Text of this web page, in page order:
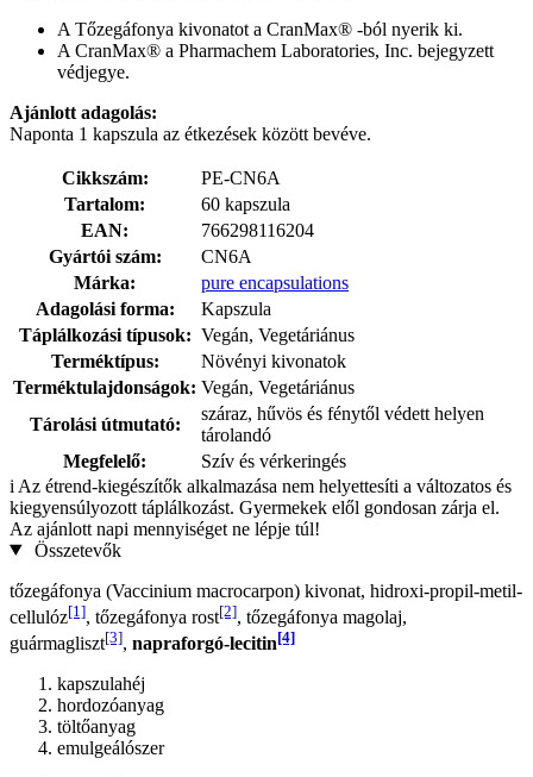
A Tőzegáfonya kivonatot a CranMax® -ból nyerik ki.
A CranMax® a Pharmachem Laboratories, Inc. bejegyzett
védjegye.
Ajánlott adagolás:
Naponta 1 kapszula az étkezések között bevéve.
Cikkszám:
PE-CN6A
Tartalom:
60 kapszula
EAN:
766298116204
Gyártói szám:
CN6A
Márka:
pure encapsulations
Adagolási forma:
Kapszula
Táplálkozási típusok: Vegán, Vegetáriánus
Terméktípus:
Növényi kivonatok
Terméktulajdonságok: Vegán, Vegetáriánus
Tárolási útmutató:
száraz, hűvös és fénytől védett helyen
tárolandó
Megfelelő:
Szív és vérkeringés
i Az étrend-kiegészítők alkalmazása nem helyettesíti a változatos és
kiegyensúlyozott táplálkozást. Gyermekek elől gondosan zárja el.
Az ajánlott napi mennyiséget ne lépje túl!
Összetevők
tőzegáfonya (Vaccinium macrocarpon) kivonat, hidroxi-propil-metil-
cellulóz[1], tőzegáfonya rost[2], tőzegáfonya magolaj,
guármagliszt[3], napraforgó-lecitin[4]
kapszulahéj
hordozóanyag
töltőanyag
emulgeálószer